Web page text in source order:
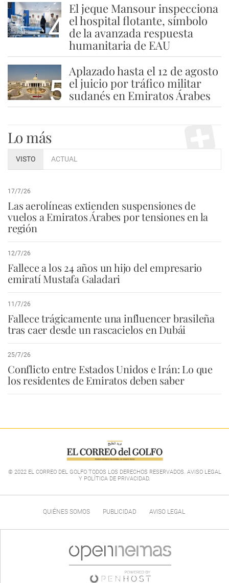
4
El jeque Mansour inspecciona
el hospital flotante, símbolo
de la avanzada respuesta
humanitaria de EAU
5
Aplazado hasta el 12 de agosto
el juicio por tráfico militar
sudanés en Emiratos Árabes
Lo más
VISTO ACTUAL
17/7/26
Las aerolíneas extienden suspensiones de
vuelos a Emiratos Árabes por tensiones en la
región
12/7/26
Fallece a los 24 años un hijo del empresario
emiratí Mustafa Galadari
11/7/26
Fallece trágicamente una influencer brasileña
tras caer desde un rascacielos en Dubái
25/7/26
Conflicto entre Estados Unidos e Irán: Lo que
los residentes de Emiratos deben saber
© 2022 EL CORREO DEL GOLFO TODOS LOS DERECHOS RESERVADOS. AVISO LEGAL
Y POLÍTICA DE PRIVACIDAD.
QUIÉNES SOMOS PUBLICIDAD AVISO LEGAL